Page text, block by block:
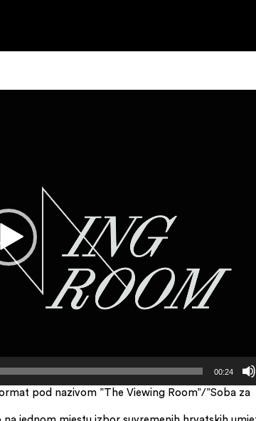
00:24
pod nazivom ”The Viewing Room”/”Soba za